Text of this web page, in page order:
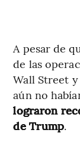
A pesar de
de las
Wall Street
aún no
lograron
de Trump.